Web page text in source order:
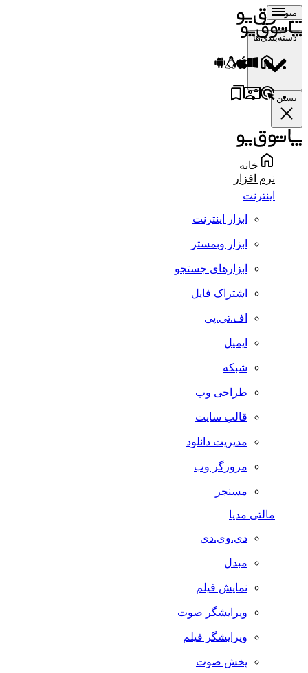
منو
دسته‌بندی‌ها
بستن
خانه
نرم افزار
اینترنت
ابزار اینترنت
ابزار وبمستر
ابزارهای جستجو
اشتراک فایل
اف.تی.پی
ایمیل
شبکه
طراحی وب
قالب سایت
مدیریت دانلود
مرورگر وب
مسنجر
مالتی مدیا
دی.وی.دی
مبدل
نمایش فیلم
ویرایشگر صوت
ویرایشگر فیلم
پخش صوت